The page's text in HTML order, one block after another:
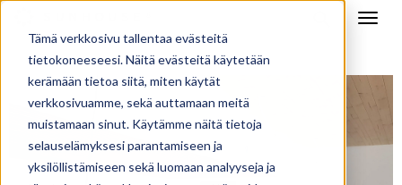
Tämä verkkosivu tallentaa evästeitä
tietokoneeseesi. Näitä evästeitä käytetään
kerämään tietoa siitä, miten käytät
verkkosivuamme, sekä auttamaan meitä
muistamaan sinut. Käytämme näitä tietoja
selauselämyksesi parantamiseen ja
yksilöllistämiseen sekä luomaan analyyseja ja